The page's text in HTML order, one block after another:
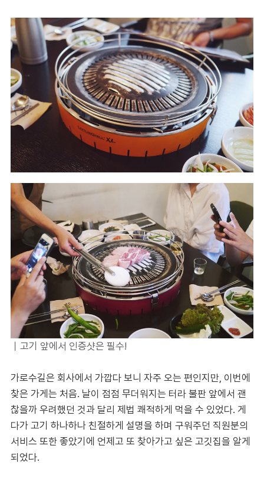
｜고기 앞에서 인증샷은 필수!
가로수길은 회사에서 가깝다 보니 자주 오는 편인지만, 이번에
찾은 가게는 처음. 날이 점점 무더워지는 터라 불판 앞에서 괜
찮을까 우려했던 것과 달리 제법 쾌적하게 먹을 수 있었다. 게
다가 고기 하나하나 친절하게 설명을 하며 구워주던 직원분의
서비스 또한 좋았기에 언제고 또 찾아가고 싶은 고깃집을 알게
되었다.